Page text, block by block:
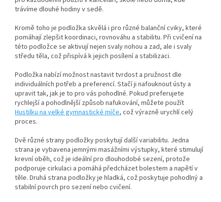
trávíme dlouhé hodiny v sedě.
Kromě toho je podložka skvělá i pro různé balanční cviky, které
pomáhají zlepšit koordinaci, rovnováhu a stabilitu. Při cvičení na
této podložce se aktivují nejen svaly nohou a zad, ale i svaly
středu těla, což přispívá k jejich posílení a stabilizaci.
Podložka nabízí možnost nastavit tvrdost a pružnost dle
individuálních potřeb a preferencí. Stačí ji nafouknout ústy a
upravit tak, jak je to pro vás pohodlné. Pokud preferujete
rychlejší a pohodlnější způsob nafukování, můžete použít
Hustilku na velké gymnastické míče, což výrazně urychlí celý
proces.
Dvě různé strany podložky poskytují další variabilitu. Jedna
strana je vybavena jemnými masážními výstupky, které stimulují
krevní oběh, což je ideální pro dlouhodobé sezení, protože
podporuje cirkulaci a pomáhá předcházet bolestem a napětí v
těle. Druhá strana podložky je hladká, což poskytuje pohodlný a
stabilní povrch pro sezení nebo cvičení.